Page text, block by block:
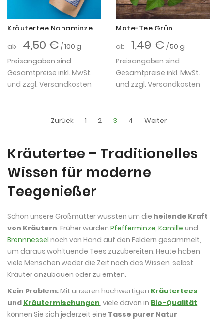
Kräutertee Nanaminze
ab
4,50 € / 100 g
Preisangaben sind
Gesamtpreise inkl. MwSt.
und zzgl. Versandkosten
Mate-Tee Grün
ab
1,49 € / 50 g
Preisangaben sind
Gesamtpreise inkl. MwSt.
und zzgl. Versandkosten
Zurück 1 2 3 4 Weiter
Kräutertee – Traditionelles
Wissen für moderne
Teegenießer
Schon unsere Großmütter wussten um die heilende Kraft
von Kräutern. Früher wurden Pfefferminze, Kamille und
Brennnessel noch von Hand auf den Feldern gesammelt,
um daraus wohltuende Tees zuzubereiten. Heute haben
viele Menschen weder die Zeit noch das Wissen, selbst
Kräuter anzubauen oder zu ernten.
Kein Problem:Mit unseren hochwertigen Kräutertees
und Kräutermischungen, viele davon in Bio-Qualität,
können Sie sich jederzeit eine Tasse purer Natur